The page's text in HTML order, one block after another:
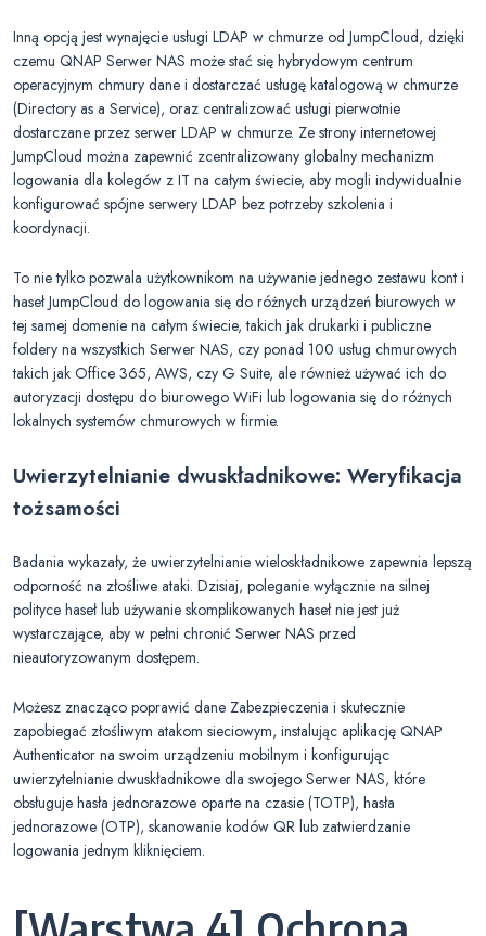
Inną opcją jest wynajęcie usługi LDAP w chmurze od JumpCloud, dzięki
czemu QNAP Serwer NAS może stać się hybrydowym centrum
operacyjnym chmury dane i dostarczać usługę katalogową w chmurze
(Directory as a Service), oraz centralizować usługi pierwotnie
dostarczane przez serwer LDAP w chmurze. Ze strony internetowej
JumpCloud można zapewnić zcentralizowany globalny mechanizm
logowania dla kolegów z IT na całym świecie, aby mogli indywidualnie
konfigurować spójne serwery LDAP bez potrzeby szkolenia i
koordynacji.
To nie tylko pozwala użytkownikom na używanie jednego zestawu kont i
haseł JumpCloud do logowania się do różnych urządzeń biurowych w
tej samej domenie na całym świecie, takich jak drukarki i publiczne
foldery na wszystkich Serwer NAS, czy ponad 100 usług chmurowych
takich jak Office 365, AWS, czy G Suite, ale również używać ich do
autoryzacji dostępu do biurowego WiFi lub logowania się do różnych
lokalnych systemów chmurowych w firmie.
Uwierzytelnianie dwuskładnikowe: Weryfikacja
tożsamości
Badania wykazały, że uwierzytelnianie wieloskładnikowe zapewnia lepszą
odporność na złośliwe ataki. Dzisiaj, poleganie wyłącznie na silnej
polityce haseł lub używanie skomplikowanych haseł nie jest już
wystarczające, aby w pełni chronić Serwer NAS przed
nieautoryzowanym dostępem.
Możesz znacząco poprawić dane Zabezpieczenia i skutecznie
zapobiegać złośliwym atakom sieciowym, instalując aplikację QNAP
Authenticator na swoim urządzeniu mobilnym i konfigurując
uwierzytelnianie dwuskładnikowe dla swojego Serwer NAS, które
obsługuje hasła jednorazowe oparte na czasie (TOTP), hasła
jednorazowe (OTP), skanowanie kodów QR lub zatwierdzanie
logowania jednym kliknięciem.